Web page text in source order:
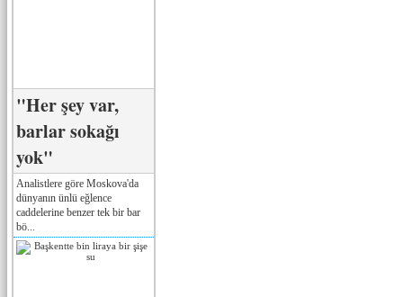
"Her şey var,
barlar sokağı
yok"
Analistlere göre Moskova'da
dünyanın ünlü eğlence
caddelerine benzer tek bir bar
bö...